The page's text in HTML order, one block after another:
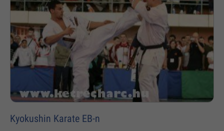
Kyokushin Karate EB-n